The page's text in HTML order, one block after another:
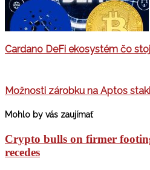
Cardano DeFi ekosystém čo
Možnosti zárobku na Aptos
Mohlo by vás zaujímať
Crypto bulls on firmer
recedes